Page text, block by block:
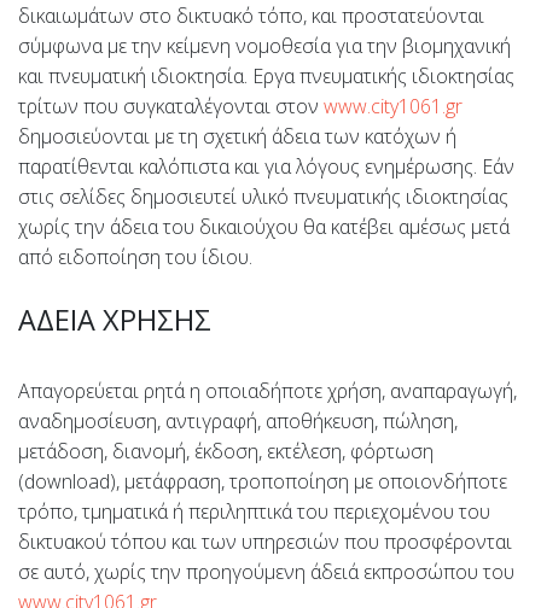
δικαιωμάτων στο δικτυακό τόπο, και προστατεύονται
σύμφωνα με την κείμενη νομοθεσία για την βιομηχανική
και πνευματική ιδιοκτησία. Εργα πνευματικής ιδιοκτησίας
τρίτων που συγκαταλέγονται στον www.city1061.gr
δημοσιεύονται με τη σχετική άδεια των κατόχων ή
παρατίθενται καλόπιστα και για λόγους ενημέρωσης. Εάν
στις σελίδες δημοσιευτεί υλικό πνευματικής ιδιοκτησίας
χωρίς την άδεια του δικαιούχου θα κατέβει αμέσως μετά
από ειδοποίηση του ίδιου.
ΑΔΕΙΑ ΧΡΗΣΗΣ
Απαγορεύεται ρητά η οποιαδήποτε χρήση, αναπαραγωγή,
αναδημοσίευση, αντιγραφή, αποθήκευση, πώληση,
μετάδοση, διανομή, έκδοση, εκτέλεση, φόρτωση
(download), μετάφραση, τροποποίηση με οποιονδήποτε
τρόπο, τμηματικά ή περιληπτικά του περιεχομένου του
δικτυακού τόπου και των υπηρεσιών που προσφέρονται
σε αυτό, χωρίς την προηγούμενη άδειά εκπροσώπου του
www.city1061.gr